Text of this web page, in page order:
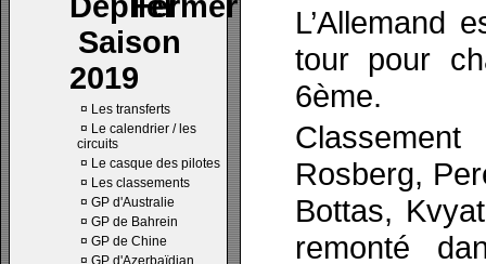
Saison
2019
¤ Les transferts
¤ Le calendrier / les
circuits
¤ Le casque des pilotes
¤ Les classements
¤ GP d'Australie
¤ GP de Bahrein
¤ GP de Chine
¤ GP d'Azerbaïdjan
L’Allemand
tour pour
6ème.
Rosberg,
Bottas,
remonté